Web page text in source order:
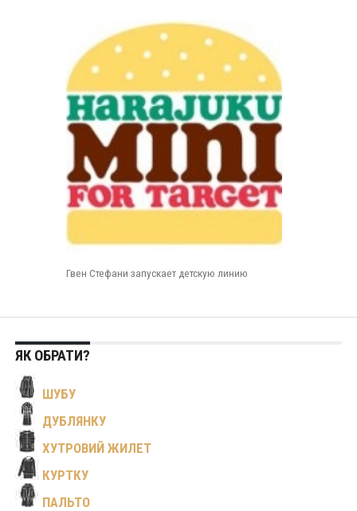
Гвен Стефани запускает детскую линию
ЯК ОБРАТИ?
ШУБУ
ДУБЛЯНКУ
ХУТРОВИЙ ЖИЛЕТ
КУРТКУ
ПАЛЬТО